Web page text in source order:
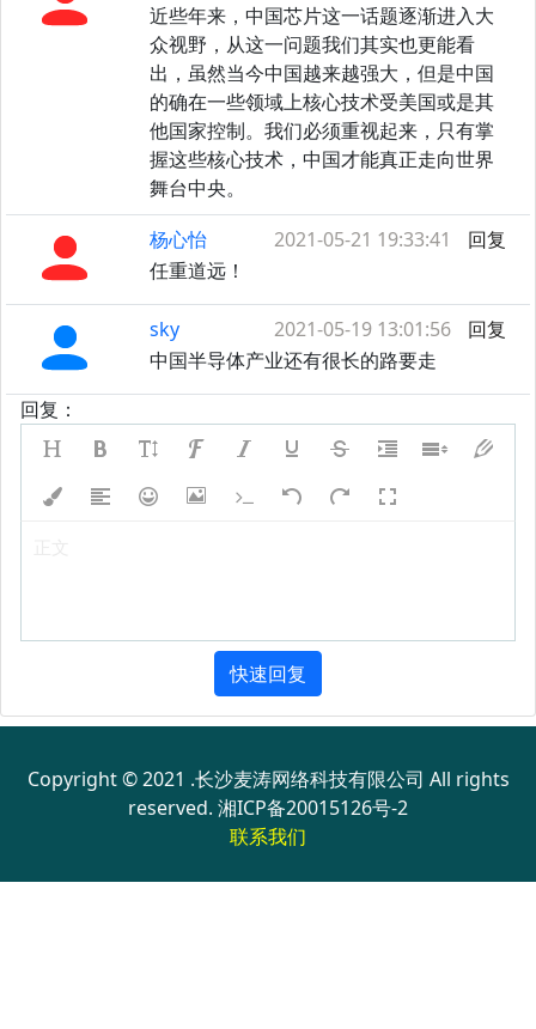
近些年来，中国芯片这一话题逐渐进入大
众视野，从这一问题我们其实也更能看
出，虽然当今中国越来越强大，但是中国
的确在一些领域上核心技术受美国或是其
他国家控制。我们必须重视起来，只有掌
握这些核心技术，中国才能真正走向世界
舞台中央。
杨心怡
回复
2021-05-21 19:33:41
任重道远！
sky 回复
2021-05-19 13:01:56
中国半导体产业还有很长的路要走
回复：
快速回复
Copyright © 2021 .长沙麦涛网络科技有限公司 All rights
reserved. 湘ICP备20015126号-2
联系我们